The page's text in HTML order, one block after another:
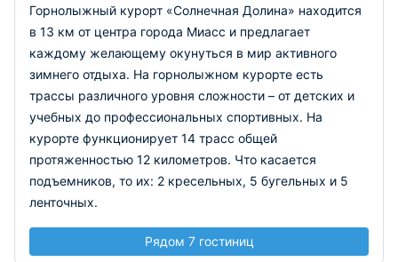
Горнолыжный курорт «Солнечная Долина» находится
в 13 км от центра города Миасс и предлагает
каждому желающему окунуться в мир активного
зимнего отдыха. На горнолыжном курорте есть
трассы различного уровня сложности – от детских и
учебных до профессиональных спортивных. На
курорте функционирует 14 трасс общей
протяженностью 12 километров. Что касается
подъемников, то их: 2 кресельных, 5 бугельных и 5
ленточных.
Рядом 7 гостиниц